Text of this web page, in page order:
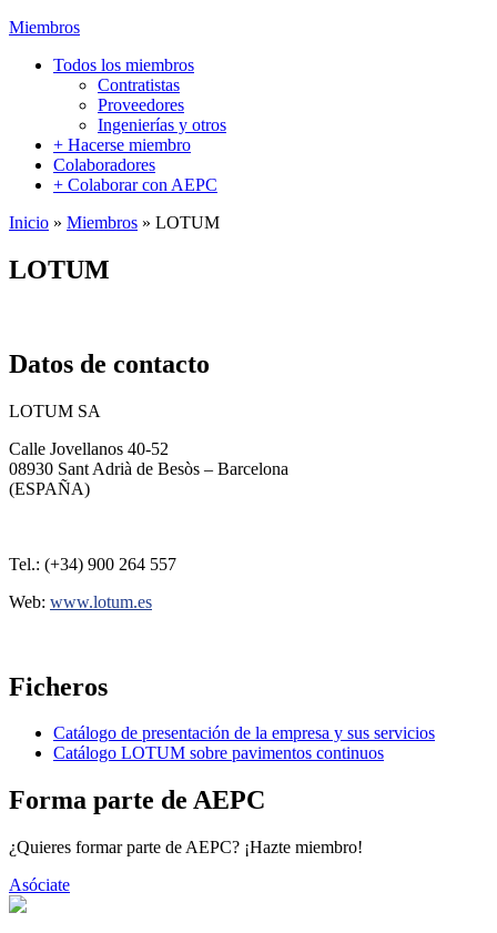
Miembros
Todos los miembros
Contratistas
Proveedores
Ingenierías y otros
+ Hacerse miembro
Colaboradores
+ Colaborar con AEPC
Inicio » Miembros » LOTUM
LOTUM
Datos de contacto
LOTUM SA
Calle Jovellanos 40-52
08930 Sant Adrià de Besòs – Barcelona
(ESPAÑA)
Tel.: (+34) 900 264 557
Web: www.lotum.es
Ficheros
Catálogo de presentación de la empresa y sus servicios
Catálogo LOTUM sobre pavimentos continuos
Forma parte de AEPC
¿Quieres formar parte de AEPC? ¡Hazte miembro!
Asóciate